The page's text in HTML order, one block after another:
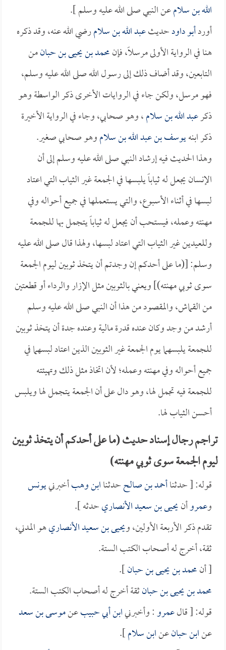
الله بن سلامعن النبي صلى الله عليه وسلم ].
أوردأبو داودحديثعبد الله بن سلامرضي الله عنه، وقد ذكره
هنا في الرواية الأولى مرسلاً، فإنمحمد بن يحيى بن حبانمن
التابعين، وقد أضاف ذلك إلى رسول الله صلى الله عليه وسلم،
فهو مرسل، ولكن جاء في الروايات الأخرى ذكر الواسطة وهو
ذكرعبد الله بن سلام، وهو صحابي، وجاء في الرواية الأخيرة
ذكر ابنهيوسف بن عبد الله بن سلاموهو صحابي صغير.
وهذا الحديث فيه إرشاد النبي صلى الله عليه وسلم إلى أن
الإنسان يجعل له ثياباً يلبسها في الجمعة غير الثياب التي اعتاد
لبسها في أثناء الأسبوع، والتي يستعملها في جميع أحواله وفي
مهنته وعمله، فيستحب أن يجعل له ثياباً يتجمل بها للجمعة
وللعيدين غير الثياب التي اعتاد لبسها، ولهذا قال صلى الله عليه
وسلم: [(ما على أحدكم إن وجدتم أن يتخذ ثوبين ليوم الجمعة
سوى ثوبي مهنته)] ويعني بالثوبين مثل الإزار والرداء أو قطعتين
من القماش، والمقصود من هذا أن النبي صلى الله عليه وسلم
أرشد من وجد وكان عنده قدرة مالية وعنده جدة أن يتخذ ثوبين
للجمعة يلبسهما يوم الجمعة غير الثوبين الذين اعتاد لبسهما في
جميع أحواله وفي مهنته وعمله؛ لأن اتخاذ مثل ذلك وتهيئته
للجمعة فيه تجمل لها، وهو دال على أن الجمعة يتجمل لها ويلبس
أحسن الثياب لها.
تراجم رجال إسناد حديث (ما على أحدكم أن يتخذ ثوبين
ليوم الجمعة سوى ثوبي مهنته)
قوله: [ حدثناأحمد بن صالححدثناابن وهبأخبرنييونس
وعمروأنيحيى بن سعيد الأنصاريحدثه ].
تقدم ذكر الأربعة الأولين، ويحيى بن سعيد الأنصاريهو المدني،
ثقة، أخرج له أصحاب الكتب الستة.
[ أنمحمد بن يحيى بن حبان].
محمد بن يحيى بن حبانثقة أخرج له أصحاب الكتب الستة.
قوله: [ قالعمرو: وأخبرنيابن أبي حبيبعنموسى بن سعد
عنابن حبانعنابن سلام].